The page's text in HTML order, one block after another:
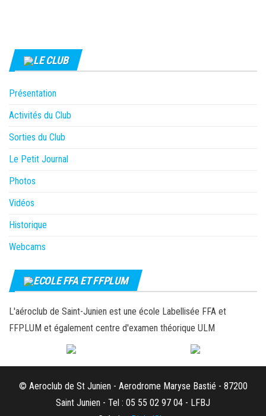
LE CLUB
Présentation
Activités du Club
Sorties du Club
Le Petit Journal
Photos
Vidéos
Historique
Webcams
ECOLE FFA ET FFPLUM
L'aéroclub de Saint-Junien est une école Labellisée FFA et
FFPLUM et également centre d'examen théorique ULM
© Aeroclub de St Junien - Aerodrome Maryse Bastié - 87200
Saint Junien - Tel : 05 55 02 97 04 - LFBJ